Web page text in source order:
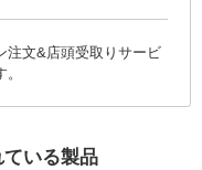
注文&店頭受取りサービ
いる製品